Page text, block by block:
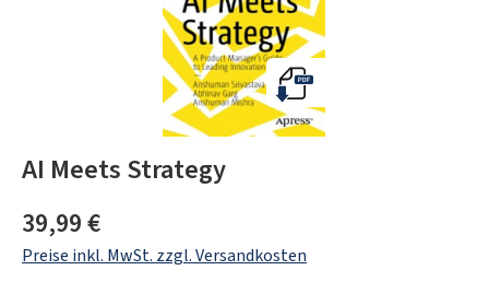
AI Meets Strategy
Regulärer Preis:
39,99 €
Preise inkl. MwSt. zzgl. Versandkosten